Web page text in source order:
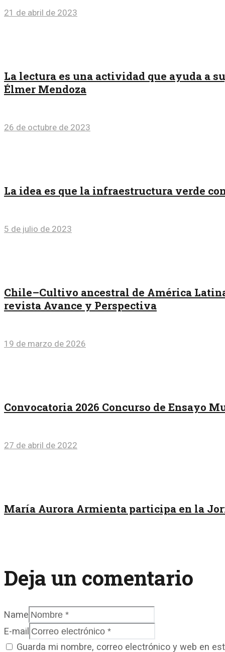
21 de abril de 2023
La lectura es una actividad que ayuda a
Élmer Mendoza
26 de octubre de 2023
La idea es que la infraestructura verde
5 de julio de 2023
Chile–Cultivo ancestral de América
revista Avance y Perspectiva
19 de marzo de 2026
Convocatoria 2026 Concurso de Ensayo
27 de abril de 2022
María Aurora Armienta participa en la
Deja un comentario
Name
E-mail
Guarda mi nombre, correo electrónico y web en